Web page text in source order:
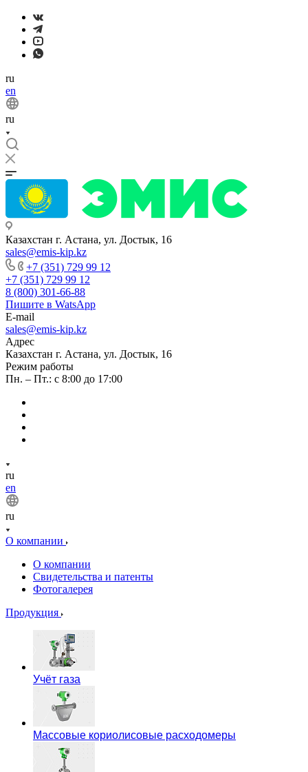
ru
en
ru
Казахстан г. Астана, ул. Достык, 16
sales@emis-kip.kz
+7 (351) 729 99 12
+7 (351) 729 99 12
8 (800) 301-66-88
Пишите в WatsApp
E-mail
sales@emis-kip.kz
Адрес
Казахстан г. Астана, ул. Достык, 16
Режим работы
Пн. – Пт.: с 8:00 до 17:00
ru
en
ru
О компании
О компании
Свидетельства и патенты
Фотогалерея
Продукция
Учёт газа
Массовые кориолисовые расходомеры